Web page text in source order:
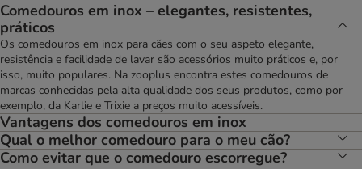
Comedouros em inox – elegantes, resistentes,
práticos
Os comedouros em inox para cães com o seu aspeto elegante,
resistência e facilidade de lavar são acessórios muito práticos e, por
isso, muito populares. Na zooplus encontra estes comedouros de
marcas conhecidas pela alta qualidade dos seus produtos, como por
exemplo, da Karlie e Trixie a preços muito acessíveis.
Vantagens dos comedouros em inox
Qual o melhor comedouro para o meu cão?
Como evitar que o comedouro escorregue?